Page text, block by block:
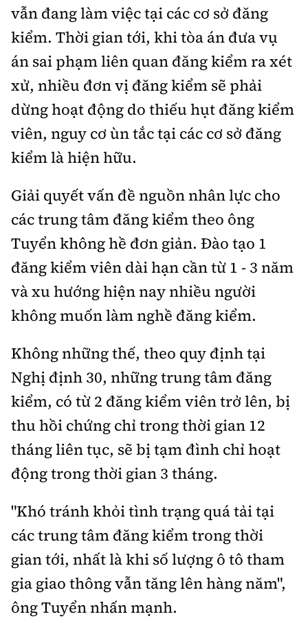
vẫn đang làm việc tại các cơ sở đăng
kiểm. Thời gian tới, khi tòa án đưa vụ
án sai phạm liên quan đăng kiểm ra xét
xử, nhiều đơn vị đăng kiểm sẽ phải
dừng hoạt động do thiếu hụt đăng kiểm
viên, nguy cơ ùn tắc tại các cơ sở đăng
kiểm là hiện hữu.
Giải quyết vấn đề nguồn nhân lực cho
các trung tâm đăng kiểm theo ông
Tuyển không hề đơn giản. Đào tạo 1
đăng kiểm viên dài hạn cần từ 1 - 3 năm
và xu hướng hiện nay nhiều người
không muốn làm nghề đăng kiểm.
Không những thế, theo quy định tại
Nghị định 30, những trung tâm đăng
kiểm, có từ 2 đăng kiểm viên trở lên, bị
thu hồi chứng chỉ trong thời gian 12
tháng liên tục, sẽ bị tạm đình chỉ hoạt
động trong thời gian 3 tháng.
"Khó tránh khỏi tình trạng quá tải tại
các trung tâm đăng kiểm trong thời
gian tới, nhất là khi số lượng ô tô tham
gia giao thông vẫn tăng lên hàng năm",
ông Tuyển nhấn mạnh.